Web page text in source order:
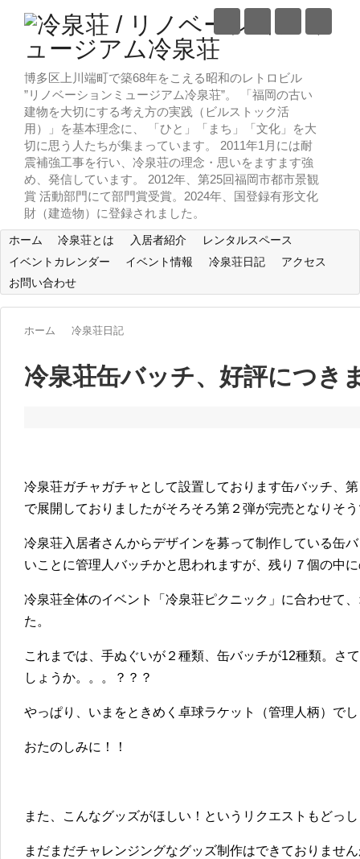
博多区上川端町で築68年をこえる昭和のレトロビル
”リノベーションミュージアム冷泉荘”。 「福岡の古い
建物を大切にする考え方の実践（ビルストック活
用）」を基本理念に、 「ひと」「まち」「文化」を大
切に思う人たちが集まっています。 2011年1月には耐
震補強工事を行い、冷泉荘の理念・思いをますます強
め、発信しています。 2012年、第25回福岡市都市景観
賞 活動部門にて部門賞受賞。2024年、国登録有形文化
財（建造物）に登録されました。
ホーム 冷泉荘とは 入居者紹介
レンタルスペース
イベントカレンダー
イベント情報 冷泉荘日記
アクセス
お問い合わせ
ホーム 冷泉荘日記
冷泉荘缶バッチ、好評につき
冷泉荘ガチャガチャとして設置しております缶バッチ、
で展開しておりましたがそろそろ第２弾が完売となりそ
冷泉荘入居者さんからデザインを募って制作している缶
いことに管理人バッチかと思われますが、残り７個の中
冷泉荘全体のイベント「冷泉荘ピクニック」に合わせて
た。
これまでは、手ぬぐいが２種類、缶バッチが12種類。さ
しょうか。。。？？？
やっぱり、いまをときめく卓球ラケット（管理人柄）で
おたのしみに！！
また、こんなグッズがほしい！というリクエストもどっ
まだまだチャレンジングなグッズ制作はできておりませ